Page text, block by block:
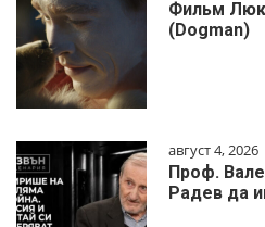
Фильм
(Dogman)
август 4, 2026
Проф.
Радев да